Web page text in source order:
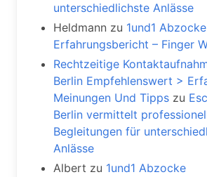
unterschiedlichste Anlässe
Heldmann zu 1und1 Abzocke
Erfahrungsbericht – Finger
Rechtzeitige
Berlin Empfehlenswert >
Meinungen Und Tipps zu
Berlin vermittelt
Begleitungen für
Anlässe
Albert zu 1und1 Abzocke